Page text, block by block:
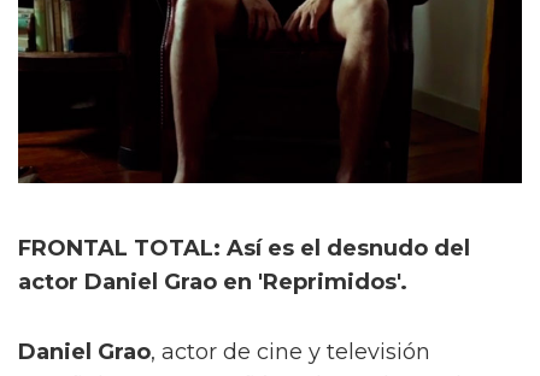
FRONTAL TOTAL: Así es el desnudo del
actor Daniel Grao en 'Reprimidos'.
Daniel Grao, actor de cine y televisión